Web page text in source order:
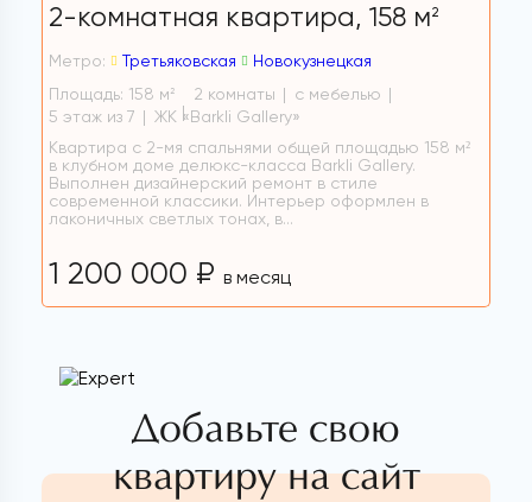
2-комнатная квартира, 158 м2
Метро: Третьяковская
Новокузнецкая
Площадь: 158 м 2 2 комнаты
с мебелью
5 этаж из 7
ЖК «Barkli Gallery»
Квартира с 2-мя спальнями общей площадью 158 м²
в клубном доме делюкс-класса Barkli Gallery.
Выполнен дизайнерский ремонт в стиле
современной классики. Интерьер оформлен в
лаконичных светлых тонах, в...
1 200 000 ₽ в месяц
Добавьте свою
квартиру на сайт